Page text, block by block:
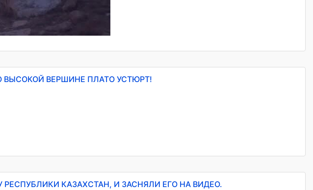
ВЕРШИНЕ ПЛАТО УСТЮРТ!
КАЗАХСТАН, И ЗАСНЯЛИ ЕГО НА ВИДЕО.